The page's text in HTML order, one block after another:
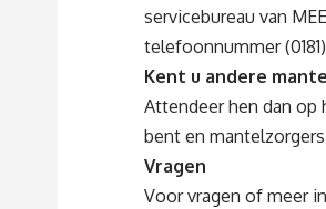
servicebureau van
Kent u andere
Attendeer hen dan op
bent en
Vragen
Voor vragen of meer